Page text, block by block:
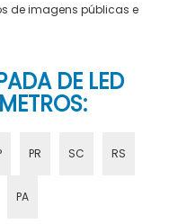
de imagens públicas e
DE LED
PR SC RS
PA